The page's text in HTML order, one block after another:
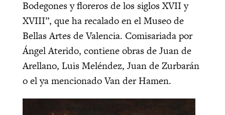
Bodegones y floreros de los siglos XVII y
XVIII”, que ha recalado en el Museo de
Bellas Artes de Valencia. Comisariada por
Ángel Aterido, contiene obras de Juan de
Arellano, Luis Meléndez, Juan de Zurbarán
o el ya mencionado Van der Hamen.